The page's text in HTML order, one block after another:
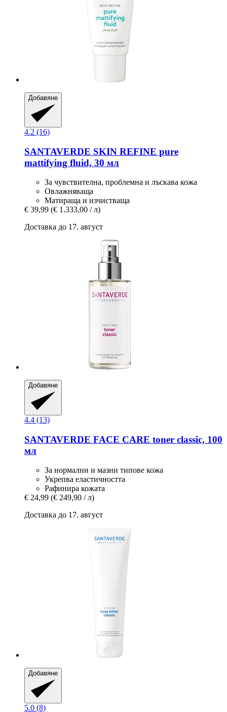
Добавяне
4.2 (16)
SANTAVERDE SKIN REFINE pure
mattifying fluid, 30 мл
За чувствителна, проблемна и лъскава кожа
Овлажняваща
Матираща и изчистваща
€ 39,99 (€ 1.333,00 / л)
Доставка до 17. август
Добавяне
4.4 (13)
SANTAVERDE FACE CARE toner classic, 100
мл
За нормални и мазни типове кожа
Укрепва еластичността
Рафинира кожата
€ 24,99 (€ 249,90 / л)
Доставка до 17. август
Добавяне
5.0 (8)